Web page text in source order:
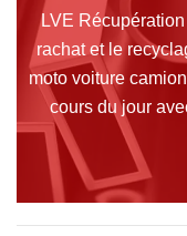
LVE
rachat et le
moto voiture
cours du jour